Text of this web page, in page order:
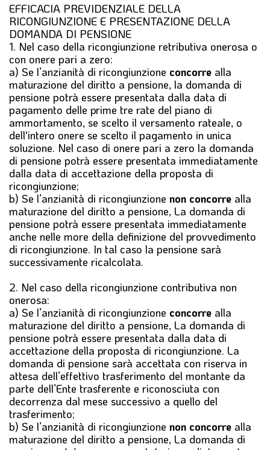
EFFICACIA PREVIDENZIALE DELLA
RICONGIUNZIONE E PRESENTAZIONE DELLA
DOMANDA DI PENSIONE
1. Nel caso della ricongiunzione retributiva onerosa o
con onere pari a zero:
a) Se l’anzianità di ricongiunzione concorre alla
maturazione del diritto a pensione, la domanda di
pensione potrà essere presentata dalla data di
pagamento delle prime tre rate del piano di
ammortamento, se scelto il versamento rateale, o
dell'intero onere se scelto il pagamento in unica
soluzione. Nel caso di onere pari a zero la domanda
di pensione potrà essere presentata immediatamente
dalla data di accettazione della proposta di
ricongiunzione;
b) Se l’anzianità di ricongiunzione non concorre alla
maturazione del diritto a pensione, La domanda di
pensione potrà essere presentata immediatamente
anche nelle more della definizione del provvedimento
di ricongiunzione. In tal caso la pensione sarà
successivamente ricalcolata.
2. Nel caso della ricongiunzione contributiva non
onerosa:
a) Se l’anzianità di ricongiunzione concorre alla
maturazione del diritto a pensione, La domanda di
pensione potrà essere presentata dalla data di
accettazione della proposta di ricongiunzione. La
domanda di pensione sarà accettata con riserva in
attesa dell’effettivo trasferimento del montante da
parte dell’Ente trasferente e riconosciuta con
decorrenza dal mese successivo a quello del
trasferimento;
b) Se l’anzianità di ricongiunzione non concorre alla
maturazione del diritto a pensione, La domanda di